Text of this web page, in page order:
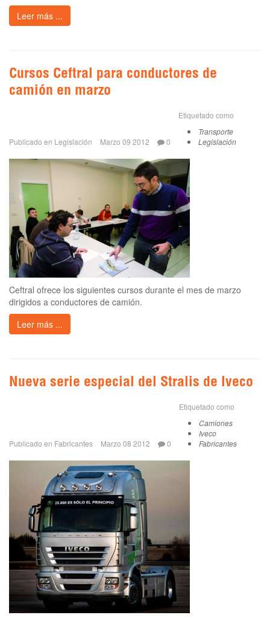
Leer más ...
Cursos Ceftral para conductores de
camión en marzo
Publicado en Legislación Marzo 09 2012 0
Etiquetado como
Transporte
Legislación
Ceftral ofrece los siguientes cursos durante el mes de marzo
dirigidos a conductores de camión.
Leer más ...
Nueva serie especial del Stralis de Iveco
Publicado en Fabricantes Marzo 08 2012 0
Etiquetado como
Camiones
Iveco
Fabricantes